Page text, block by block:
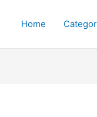
Home